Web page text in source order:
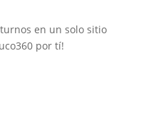
en un solo sitio
por tí!